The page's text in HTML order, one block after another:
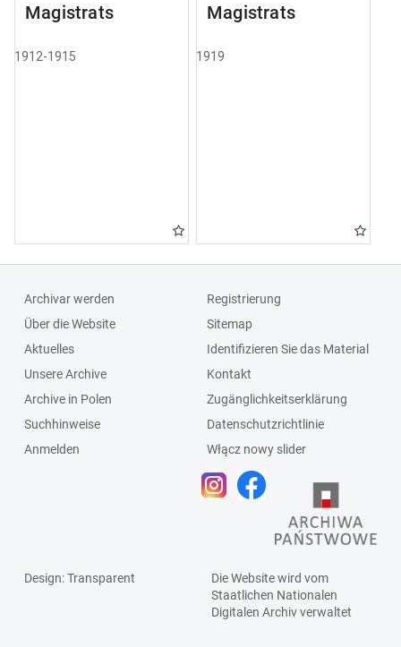
Magistrats
1912-1915
Magistrats
1919
Archivar werden
Über die Website
Aktuelles
Unsere Archive
Archive in Polen
Suchhinweise
Anmelden
Registrierung
Sitemap
Identifizieren Sie das Material
Kontakt
Zugänglichkeitserklärung
Datenschutzrichtlinie
Włącz nowy slider
Design: Transparent
Die Website wird vom
Staatlichen Nationalen
Digitalen Archivverwaltet